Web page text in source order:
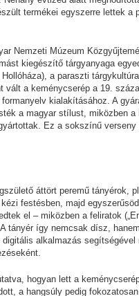
termékei egyszerre lettek a
Nemzeti Múzeum
kiegészítő tárgyanyaga
a paraszti
a keménycserép a 19.
kialakításához. A
a magyar stílust, miközben
Ez a sokszínű
áttört peremű tányérok,
festésben, majd
el – miközben a feliratok
tányér így nemcsak dísz,
alkalmazás
hogyan lett a
a hangsúly pedig